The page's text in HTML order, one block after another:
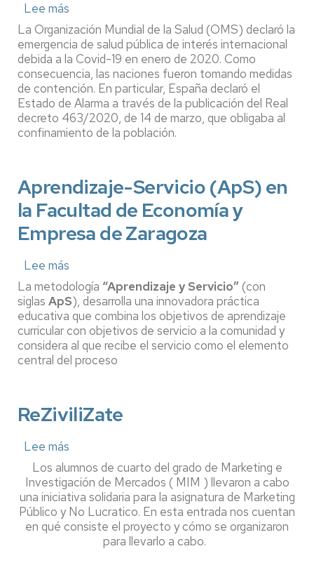
Lee más
Universidades
y
comunicación:
papel
de
Twitter
durante
el
inicio
de
sanitaria
de
la
Covid-
19
La Organización Mundial de la Salud (OMS) declaró la
emergencia de salud pública de interés internacional
debida a la Covid-19 en enero de 2020. Como
consecuencia, las naciones fueron tomando medidas
de contención. En particular, España declaró el
Estado de Alarma a través de la publicación del Real
decreto 463/2020, de 14 de marzo, que obligaba al
confinamiento de la población.
Aprendizaje-Servicio (ApS) en
la Facultad de Economía y
Empresa de Zaragoza
Lee más
Aprendizaje-
Servicio
(ApS)
en
la
Facultad
de
Economía
de
Zaragoza
La metodología “Aprendizaje y Servicio”(con
siglas ApS), desarrolla una innovadora práctica
educativa que combina los objetivos de aprendizaje
curricular con objetivos de servicio a la comunidad y
considera al que recibe el servicio como el elemento
central del proceso
ReZiviliZate
Lee más
ReZiviliZate
Los alumnos de cuarto del grado de Marketing e
Investigación de Mercados ( MIM ) llevaron a cabo
una iniciativa solidaria para la asignatura de Marketing
Público y No Lucratico. En esta entrada nos cuentan
en qué consiste el proyecto y cómo se organizaron
para llevarlo a cabo.